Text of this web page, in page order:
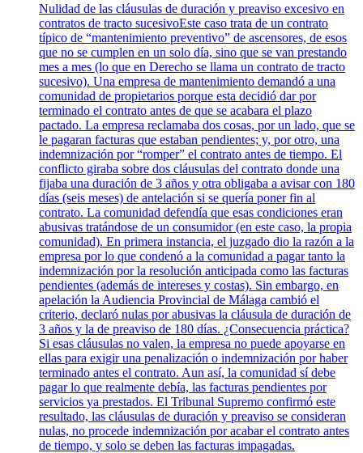
Nulidad de las cláusulas de duración y preaviso excesivo en
contratos de tracto sucesivoEste caso trata de un contrato
típico de “mantenimiento preventivo” de ascensores, de esos
que no se cumplen en un solo día, sino que se van prestando
mes a mes (lo que en Derecho se llama un contrato de tracto
sucesivo). Una empresa de mantenimiento demandó a una
comunidad de propietarios porque esta decidió dar por
terminado el contrato antes de que se acabara el plazo
pactado. La empresa reclamaba dos cosas, por un lado, que se
le pagaran facturas que estaban pendientes; y, por otro, una
indemnización por “romper” el contrato antes de tiempo. El
conflicto giraba sobre dos cláusulas del contrato donde una
fijaba una duración de 3 años y otra obligaba a avisar con 180
días (seis meses) de antelación si se quería poner fin al
contrato. La comunidad defendía que esas condiciones eran
abusivas tratándose de un consumidor (en este caso, la propia
comunidad). En primera instancia, el juzgado dio la razón a la
empresa por lo que condenó a la comunidad a pagar tanto la
indemnización por la resolución anticipada como las facturas
pendientes (además de intereses y costas). Sin embargo, en
apelación la Audiencia Provincial de Málaga cambió el
criterio, declaró nulas por abusivas la cláusula de duración de
3 años y la de preaviso de 180 días. ¿Consecuencia práctica?
Si esas cláusulas no valen, la empresa no puede apoyarse en
ellas para exigir una penalización o indemnización por haber
terminado antes el contrato. Aun así, la comunidad sí debe
pagar lo que realmente debía, las facturas pendientes por
servicios ya prestados. El Tribunal Supremo confirmó este
resultado, las cláusulas de duración y preaviso se consideran
nulas, no procede indemnización por acabar el contrato antes
de tiempo, y solo se deben las facturas impagadas.